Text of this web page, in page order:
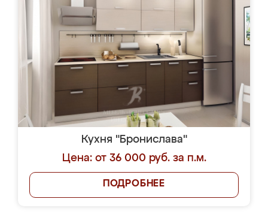
Кухня "Бронислава"
Цена: от 36 000 руб. за п.м.
ПОДРОБНЕЕ